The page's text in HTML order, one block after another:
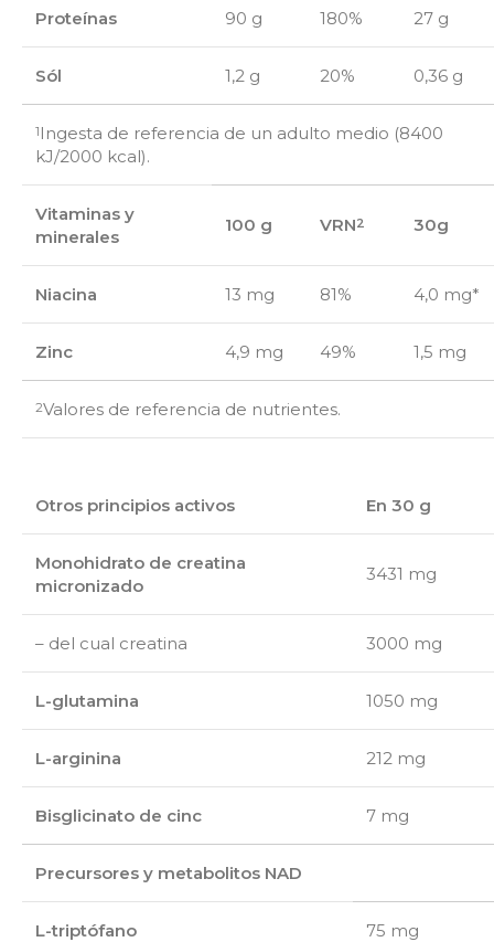
Proteínas 90 g 180% 27 g
Sól 1,2 g 20% 0,36 g
1 Ingesta de referencia de un adulto medio (8400
kJ/2000 kcal).
Vitaminas y
minerales
100 g VRN2 30g
Niacina 13 mg 81% 4,0 mg*
Zinc 4,9 mg 49% 1,5 mg
2Valores de referencia de nutrientes.
Otros principios activos En 30 g
Monohidrato de creatina
micronizado
3431 mg
– del cual creatina 3000 mg
L-glutamina 1050 mg
L-arginina 212 mg
Bisglicinato de cinc 7 mg
Precursores y metabolitos NAD
L-triptófano 75 mg